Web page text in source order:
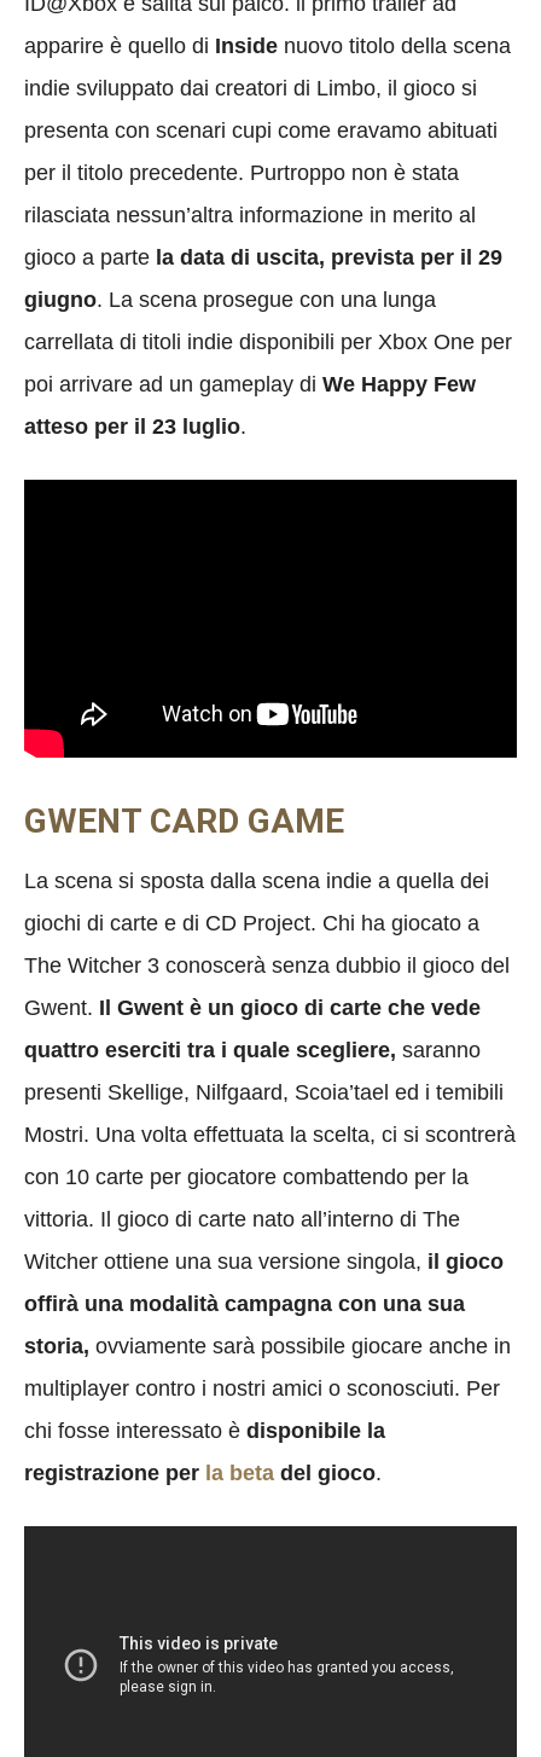
apparire è quello di Inside nuovo titolo della scena
indie sviluppato dai creatori di Limbo, il gioco si
presenta con scenari cupi come eravamo abituati
per il titolo precedente. Purtroppo non è stata
rilasciata nessun’altra informazione in merito al
gioco a parte la data di uscita, prevista per il 29
giugno. La scena prosegue con una lunga
carrellata di titoli indie disponibili per Xbox One per
poi arrivare ad un gameplay di We Happy Few
atteso per il 23 luglio.
GWENT CARD GAME
La scena si sposta dalla scena indie a quella dei
giochi di carte e di CD Project. Chi ha giocato a
The Witcher 3 conoscerà senza dubbio il gioco del
Gwent. Il Gwent è un gioco di carte che vede
quattro eserciti tra i quale scegliere, saranno
presenti Skellige, Nilfgaard, Scoia’tael ed i temibili
Mostri. Una volta effettuata la scelta, ci si scontrerà
con 10 carte per giocatore combattendo per la
vittoria. Il gioco di carte nato all’interno di The
Witcher ottiene una sua versione singola, il gioco
offirà una modalità campagna con una sua
storia, ovviamente sarà possibile giocare anche in
multiplayer contro i nostri amici o sconosciuti. Per
chi fosse interessato è disponibile la
registrazione per la beta del gioco.